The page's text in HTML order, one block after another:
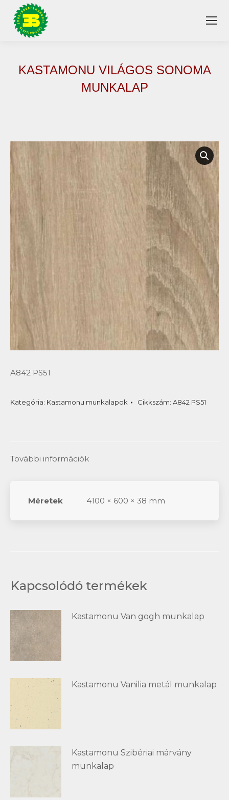
KASTAMONU VILÁGOS SONOMA
MUNKALAP
A842 PS51
Kategória: Kastamonu munkalapok Cikkszám: A842 PS51
További információk
Méretek 4100 × 600 × 38 mm
Kapcsolódó termékek
Kastamonu Van gogh munkalap
Kastamonu Vanilia metál munkalap
Kastamonu Szibériai márvány
munkalap